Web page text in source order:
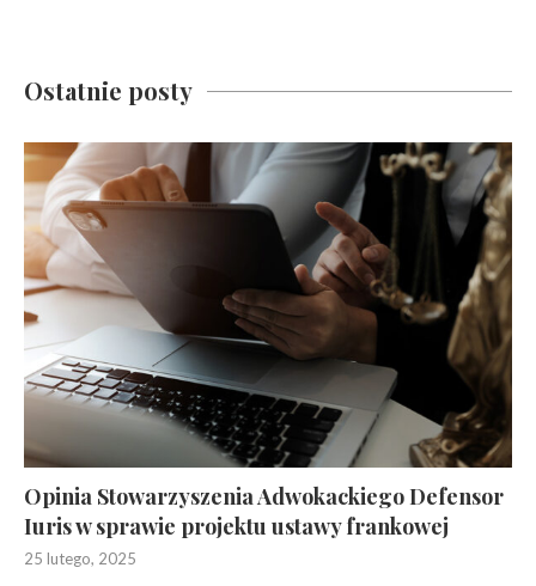
Ostatnie posty
Opinia Stowarzyszenia Adwokackiego Defensor
Iuris w sprawie projektu ustawy frankowej
25 lutego, 2025